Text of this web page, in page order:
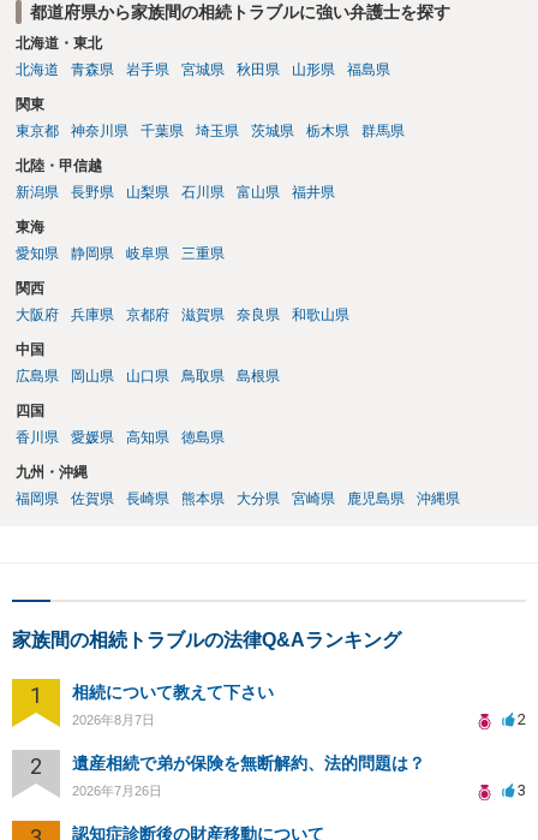
都道府県から家族間の相続トラブルに強い弁護士を探す
北海道・東北
北海道
青森県 岩手県 宮城県 秋田県 山形県 福島県
関東
東京都
神奈川県 千葉県 埼玉県 茨城県 栃木県 群馬県
北陸・甲信越
新潟県
長野県 山梨県 石川県 富山県 福井県
東海
愛知県
静岡県 岐阜県 三重県
関西
大阪府
兵庫県 京都府 滋賀県 奈良県 和歌山県
中国
広島県
岡山県 山口県 鳥取県 島根県
四国
香川県
愛媛県 高知県 徳島県
九州・沖縄
福岡県
佐賀県 長崎県 熊本県 大分県 宮崎県 鹿児島県 沖縄県
家族間の相続トラブルの法律Q&Aランキング
1 相続について教えて下さい
2026年8月7日 2
2 遺産相続で弟が保険を無断解約、法的問題は？
2026年7月26日 3
認知症診断後の財産移動について